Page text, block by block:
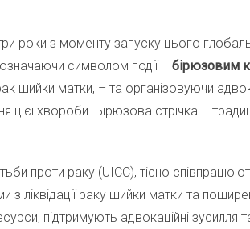
роки з моменту запуску цього
символом події – бірюзовим
шийки матки, – та організовуючи
цієї хвороби. Бірюзова стрічка –
проти раку (UICC), тісно
ліквідації раку шийки матки та
підтримують адвокаційні зусилля